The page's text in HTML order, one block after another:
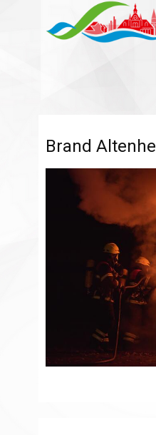
Brand